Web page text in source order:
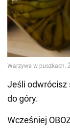
Jeśli odwrócisz
do góry.
Wcześniej